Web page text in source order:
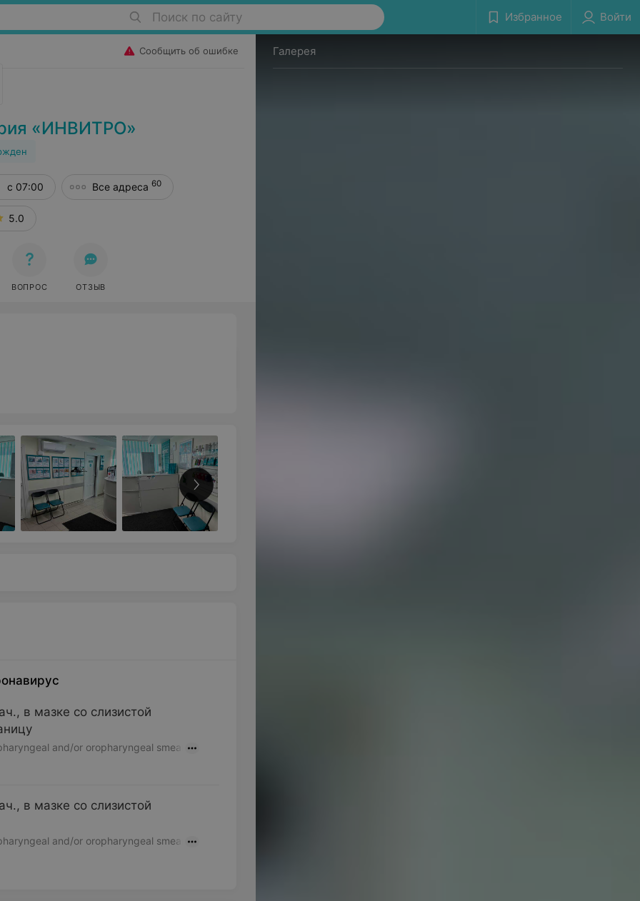
Поиск по сайту Избранное Войти
Сообщить об ошибке
«ИНВИТРО»
с 07:00 Все адреса 60
5.0
ВОПРОС ОТЗЫВ
в мазке со слизистой
and/or oropharyngeal smear
в мазке со слизистой
and/or oropharyngeal smear
Галерея